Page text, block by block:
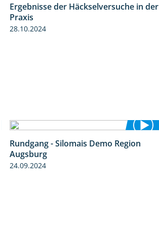
5:16
Ergebnisse der Häckselversuche in der
Praxis
28.10.2024
5:54
Rundgang - Silomais Demo Region
Augsburg
24.09.2024